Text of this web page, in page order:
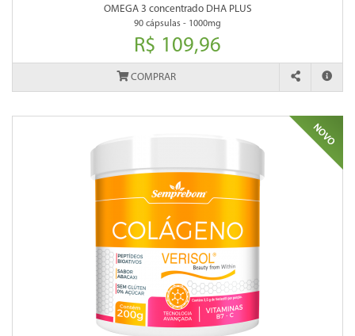
OMEGA 3 concentrado DHA PLUS
90 cápsulas - 1000mg
R$ 109,96
COMPRAR